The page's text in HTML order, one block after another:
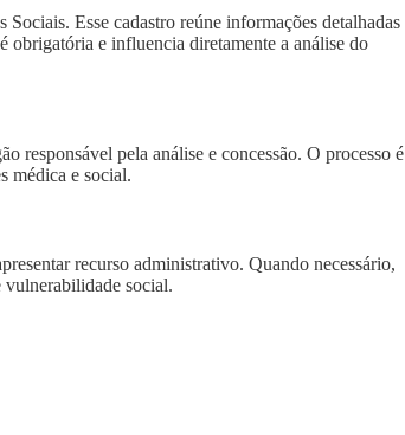
Esse cadastro reúne informações detalhadas
obrigatória e influencia diretamente a análise do
responsável pela análise e concessão. O processo é
médica e social.
recurso administrativo. Quando necessário,
vulnerabilidade social.